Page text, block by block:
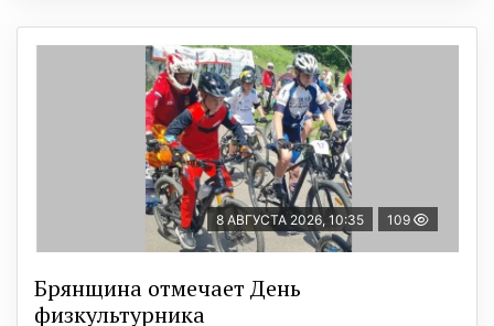
8 АВГУСТА 2026, 10:35 109
Брянщина отмечает День
физкультурника